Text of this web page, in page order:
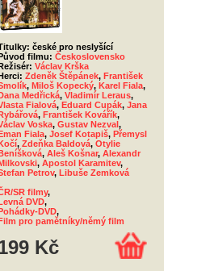
české pro neslyšící
filmu: Československo
Václav Krška
Zdeněk Štěpánek, František
, Miloš Kopecký, Karel Fiala,
Medřická, Vladimír Leraus,
Fialová, Eduard Cupák, Jana
, František Kovářík,
Voska, Gustav Nezval,
Fiala, Josef Kotapiš, Přemysl
, Zdeňka Baldová, Otylie
, Aleš Košnar, Alexandr
, Apostol Karamitev,
Petrov, Libuše Zemková
SR filmy,
DVD,
DVD,
pro pamětníky/němý film
Kč